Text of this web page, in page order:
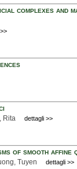
complexes and
Rita dettagli >>
of smooth affine
Tuyen dettagli >>